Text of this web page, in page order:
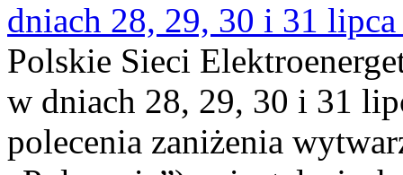
dniach 28, 29, 30 i 31
Polskie Sieci
w dniach 28, 29, 30 i 31
polecenia zaniżenia